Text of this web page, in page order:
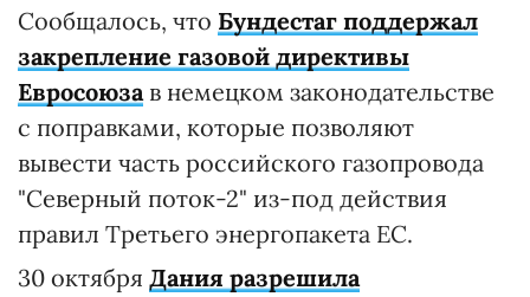
Сообщалось, что Бундестаг поддержал
закрепление газовой директивы
Евросоюзав немецком законодательстве
с поправками, которые позволяют
вывести часть российского газопровода
"Северный поток-2" из-под действия
правил Третьего энергопакета ЕС.
30 октября Дания разрешила